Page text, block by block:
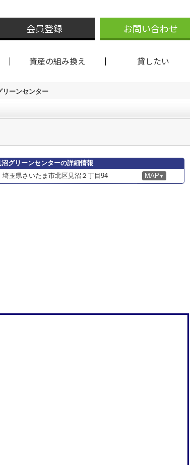
会員登録 お問い合わせ
資産の組み換え 貸したい
リーンセンター
グリーンセンターの詳細情報
埼玉県さいたま市北区見沼２丁目94 MAP ▼